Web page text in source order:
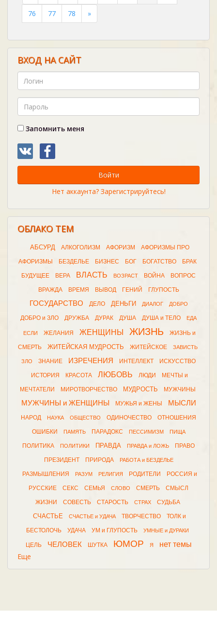
76
77 78 »
ВХОД НА САЙТ
Запомнить меня
Войти
Нет аккаунта? Зарегистрируйтесь!
ОБЛАКО ТЕМ
АБСУРД АЛКОГОЛИЗМ АФОРИЗМ АФОРИЗМЫ ПРО
АФОРИЗМЫ БЕЗДЕЛЬЕ БИЗНЕС БОГ БОГАТСТВО БРАК
БУДУЩЕЕ ВЕРА ВЛАСТЬ ВОЗРАСТ ВОЙНА ВОПРОС
ВРАЖДА ВРЕМЯ ВЫВОД ГЕНИЙ ГЛУПОСТЬ
ГОСУДАРСТВО ДЕЛО ДЕНЬГИ ДИАЛОГ ДОБРО
ДОБРО и ЗЛО ДРУЖБА ДУРАК ДУША ДУША и ТЕЛО ЕДА
ЕСЛИ ЖЕЛАНИЯ ЖЕНЩИНЫ ЖИЗНЬ ЖИЗНЬ и
СМЕРТЬ ЖИТЕЙСКАЯ МУДРОСТЬ ЖИТЕЙСКОЕ ЗАВИСТЬ
ЗЛО ЗНАНИЕ ИЗРЕЧЕНИЯ ИНТЕЛЛЕКТ ИСКУССТВО
ИСТОРИЯ КРАСОТА ЛЮБОВЬ ЛЮДИ МЕЧТЫ и
МЕЧТАТЕЛИ МИРОТВОРЧЕСТВО МУДРОСТЬ МУЖЧИНЫ
МУЖЧИНЫ и ЖЕНЩИНЫ МУЖЬЯ и ЖЕНЫ МЫСЛИ
НАРОД НАУКА ОБЩЕСТВО ОДИНОЧЕСТВО ОТНОШЕНИЯ
ОШИБКИ ПАМЯТЬ ПАРАДОКС ПЕССИМИЗМ ПИЩА
ПОЛИТИКА ПОЛИТИКИ ПРАВДА ПРАВДА и ЛОЖЬ ПРАВО
ПРЕЗИДЕНТ ПРИРОДА РАБОТА и БЕЗДЕЛЬЕ
РАЗМЫШЛЕНИЯ РАЗУМ РЕЛИГИЯ РОДИТЕЛИ РОССИЯ и
РУССКИЕ СЕКС СЕМЬЯ СЛОВО СМЕРТЬ СМЫСЛ
ЖИЗНИ СОВЕСТЬ СТАРОСТЬ СТРАХ СУДЬБА
СЧАСТЬЕ СЧАСТЬЕ и УДАЧА ТВОРЧЕСТВО ТОЛК и
БЕСТОЛОЧЬ УДАЧА УМ и ГЛУПОСТЬ УМНЫЕ и ДУРАКИ
ЦЕЛЬ ЧЕЛОВЕК ШУТКА ЮМОР Я нет темы
Еще